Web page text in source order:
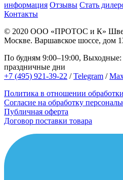
информация Отзывы Стать
Контакты
© 2020 ООО «ПРОТОС и К»
Москве. Варшавское шоссе, дом
По будням 9:00–19:00, Выходные:
праздничные дни
+7 (495) 921-39-22 /Telegram /
Политика в отношении
Согласие на обработку
Публичная оферта
Договор поставки товара